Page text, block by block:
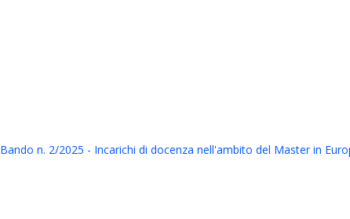
Bando n. 2/2025 - Incarichi di docenza nell'ambito del Master in